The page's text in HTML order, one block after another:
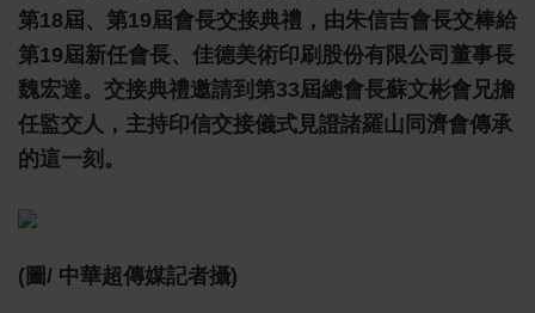
第18屆、第19屆會長交接典禮，由朱信吉會長交棒給
第19屆新任會長、佳德美術印刷股份有限公司董事長
魏宏達。交接典禮邀請到第33屆總會長蘇文彬會兄擔
任監交人，主持印信交接儀式見證諸羅山同濟會傳承
的這一刻。
(圖/ 中華超傳媒記者攝)